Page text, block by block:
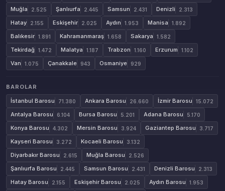
Muğla 2.525 Şanlıurfa 2.445 Samsun 2.431 Denizli 2.313
Hatay 2.155 Eskişehir 2.025 Aydın 1.953 Manisa 1.892
Balıkesir 1.891 Kahramanmaraş 1.658 Sakarya 1.582
Tekirdağ 1.472 Malatya 1.187 Trabzon 1.160 Erzurum 1.102
Van 1.075 Çanakkale 943 Osmaniye 929
BAROLAR
İstanbul Barosu
71.380 Ankara Barosu 26.660 İzmir Barosu 15.072
Antalya Barosu 6.104 Bursa Barosu 5.201 Adana Barosu 5.170
Konya Barosu 4.302 Mersin Barosu 3.924 Gaziantep Barosu 3.717
Kayseri Barosu 3.272 Kocaeli Barosu 3.132
Diyarbakır Barosu 2.615 Muğla Barosu 2.526
Şanlıurfa Barosu 2.445 Samsun Barosu 2.431 Denizli Barosu 2.313
Hatay Barosu 2.155 Eskişehir Barosu 2.025 Aydın Barosu 1.953